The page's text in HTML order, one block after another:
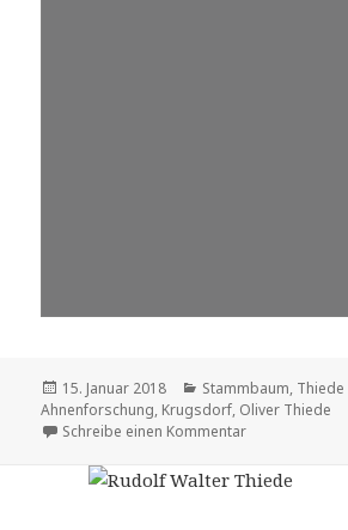
Veröffentlicht
am
15. Januar 2018 Kategorien
Stammbaum, Thiede
Ahnenforschung, Krugsdorf, Oliver Thiede
Schreibe einen Kommentarzu Oliver Thiede